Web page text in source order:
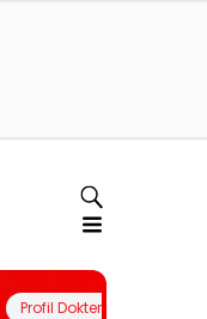
Profil Dokter